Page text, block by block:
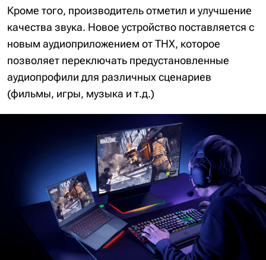
Кроме того, производитель отметил и улучшение
качества звука. Новое устройство поставляется с
новым аудиоприложением от THX, которое
позволяет переключать предустановленные
аудиопрофили для различных сценариев
(фильмы, игры, музыка и т.д.)